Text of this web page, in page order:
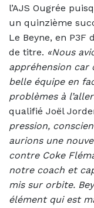
l’AJS Ougrée
un quinzième
Le Beyne, en P3F
de titre. «Nous
appréhension car
belle équipe en
problèmes à
qualifié Joël
pression,
aurions une
contre Coke
notre coach et
mis sur orbite.
élément qui est